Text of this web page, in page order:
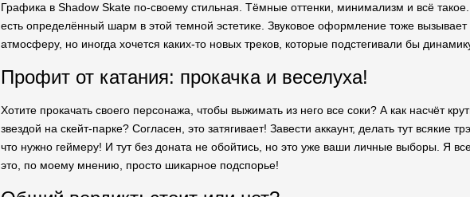
Графика в Shadow Skate по-своему стильная. Тёмные оттенки, минимализм и всё
есть определённый шарм в этой темной эстетике. Звуковое оформление тоже
атмосферу, но иногда хочется каких-то новых треков, которые подстегивали бы
Профит от катания: прокачка и веселуха!
Хотите прокачать своего персонажа, чтобы выжимать из него все соки? А как насчёт
звездой на скейт-парке? Согласен, это затягивает! Завести аккаунт, делать тут
что нужно геймеру! И тут без доната не обойтись, но это уже ваши личные выборы. Я
это, по моему мнению, просто шикарное подспорье!